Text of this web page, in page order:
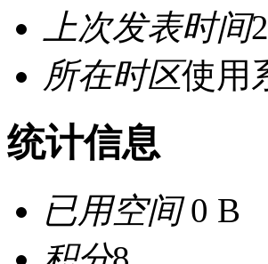
上次发表时间
所在时区使用
统计信息
已用空间0 B